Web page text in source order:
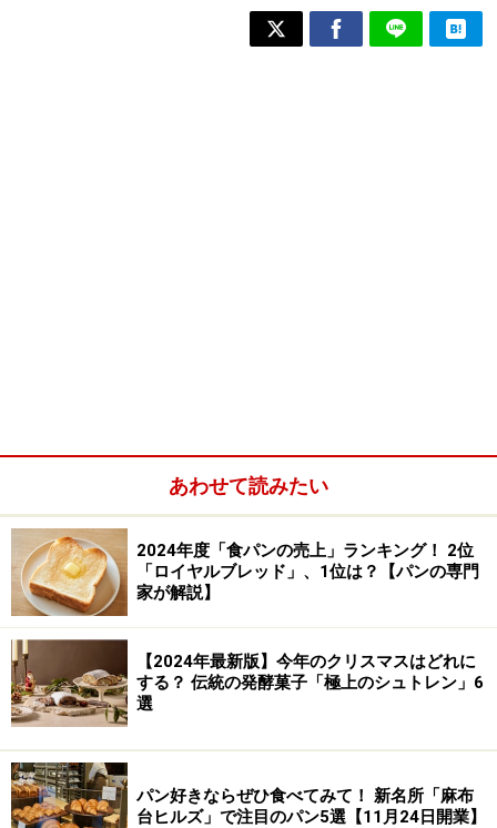
あわせて読みたい
2024年度「食パンの売上」ランキング！ 2位
「ロイヤルブレッド」、1位は？【パンの専門
家が解説】
【2024年最新版】今年のクリスマスはどれに
する？ 伝統の発酵菓子「極上のシュトレン」6
選
パン好きならぜひ食べてみて！ 新名所「麻布
台ヒルズ」で注目のパン5選【11月24日開業】